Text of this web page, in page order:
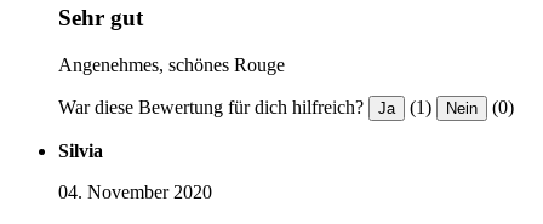
Sehr gut
Angenehmes, schönes Rouge
War diese Bewertung für dich hilfreich? Ja (1) Nein (0)
Silvia
04. November 2020